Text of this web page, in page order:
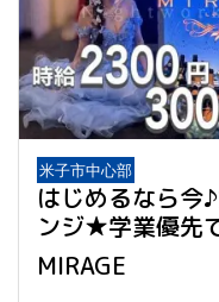
米子市中心部
はじめるなら今
ンジ★学業優先
MIRAGE